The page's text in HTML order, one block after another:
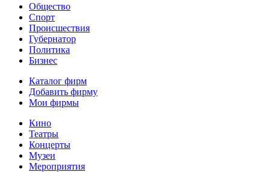
Общество
Спорт
Происшествия
Губернатор
Политика
Бизнес
Каталог фирм
Добавить фирму
Мои фирмы
Кино
Театры
Концерты
Музеи
Мероприятия